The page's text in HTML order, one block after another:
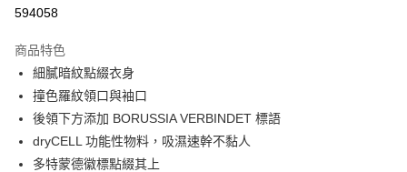
Alipay, PayMe, WeChat Pay, UnionPay, FPS
送貨方式
單筆訂單淨值滿$399可享免運費優惠
每筆HK$30.00，滿HK$399.00或以上免運費
滿$599可享澳門免運費優惠
594058
商品特色
細膩暗紋點綴衣身
撞色羅紋領口與袖口
後領下方添加 BORUSSIA VERBINDET 標語
dryCELL 功能性物料，吸濕速幹不黏人
多特蒙德徽標點綴其上